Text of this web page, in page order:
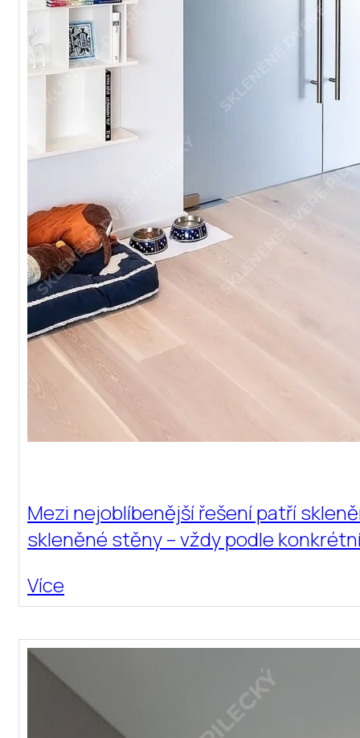
Mezi nejoblíbenější řešení patří
skleněné stěny – vždy podle
Více